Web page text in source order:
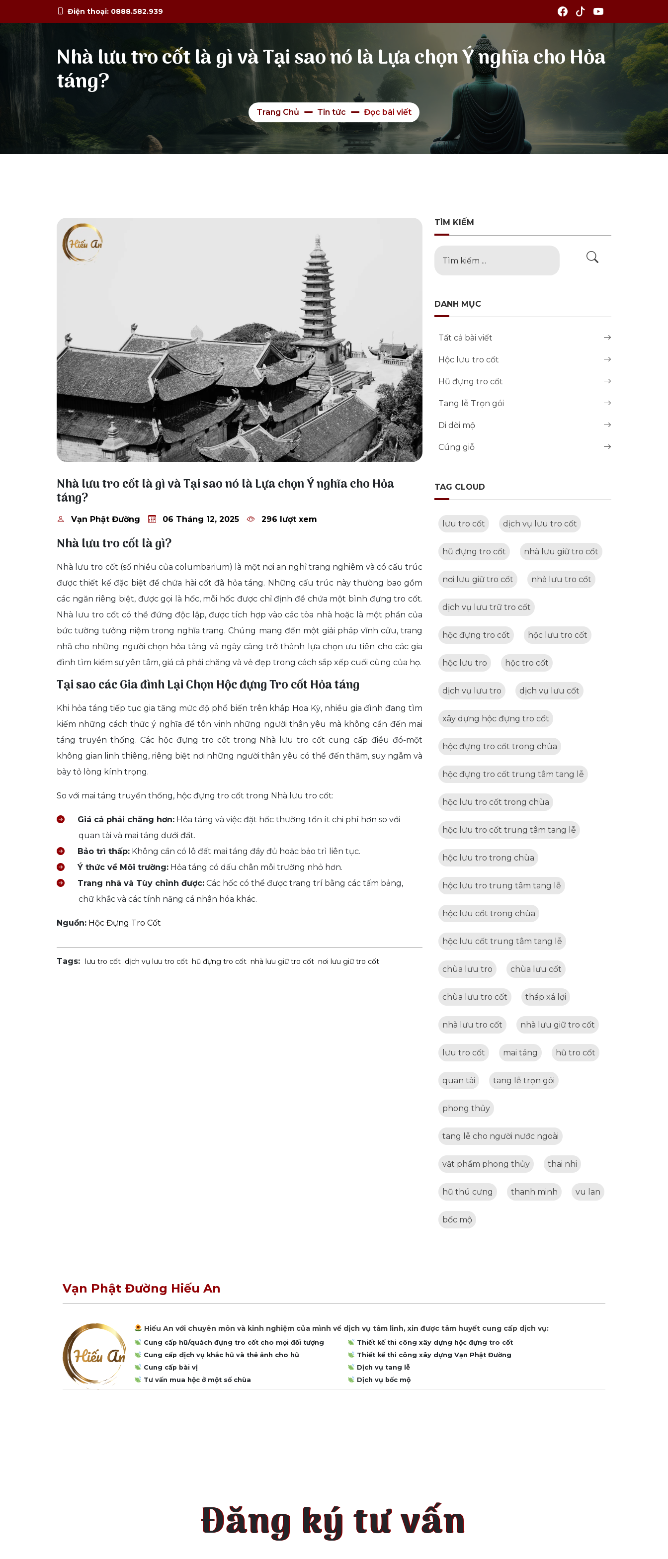
Điện thoại: 0888.582.939
Nhà lưu tro cốt là gì và Tại sao nó là Lựa chọn Ý nghĩa cho Hỏa
táng?
Trang Chủ Tin tức Đọc bài viết
Nhà lưu tro cốt là gì và Tại sao nó là Lựa chọn Ý nghĩa cho Hỏa
táng?
Vạn Phật Đường 06 Tháng 12, 2025 296 lượt xem
Nhà lưu tro cốt là gì?
Nhà lưu tro cốt (số nhiều của columbarium) là một nơi an nghỉ trang nghiêm và có cấu trúc
được thiết kế đặc biệt để chứa hài cốt đã hỏa táng. Những cấu trúc này thường bao gồm
các ngăn riêng biệt, được gọi là hốc, mỗi hốc được chỉ định để chứa một bình đựng tro cốt.
Nhà lưu tro cốt có thể đứng độc lập, được tích hợp vào các tòa nhà hoặc là một phần của
bức tường tưởng niệm trong nghĩa trang. Chúng mang đến một giải pháp vĩnh cửu, trang
nhã cho những người chọn hỏa táng và ngày càng trở thành lựa chọn ưu tiên cho các gia
đình tìm kiếm sự yên tâm, giá cả phải chăng và vẻ đẹp trong cách sắp xếp cuối cùng của họ.
Tại sao các Gia đình Lại Chọn Hộc đựng Tro cốt Hỏa táng
Khi hỏa táng tiếp tục gia tăng mức độ phổ biến trên khắp Hoa Kỳ, nhiều gia đình đang tìm
kiếm những cách thức ý nghĩa để tôn vinh những người thân yêu mà không cần đến mai
táng truyền thống. Các hộc đựng tro cốt trong Nhà lưu tro cốt cung cấp điều đó-một
không gian linh thiêng, riêng biệt nơi những người thân yêu có thể đến thăm, suy ngẫm và
bày tỏ lòng kính trọng.
So với mai táng truyền thống, hộc đựng tro cốt trong Nhà lưu tro cốt:
Giá cả phải chăng hơn: Hỏa táng và việc đặt hốc thường tốn ít chi phí hơn so với
quan tài và mai táng dưới đất.
Bảo trì thấp: Không cần có lô đất mai táng đầy đủ hoặc bảo trì liên tục.
Ý thức về Môi trường: Hỏa táng có dấu chân môi trường nhỏ hơn.
Trang nhã và Tùy chỉnh được: Các hốc có thể được trang trí bằng các tấm bảng,
chữ khắc và các tính năng cá nhân hóa khác.
Nguồn: Hộc Đựng Tro Cốt
Tags: lưu tro cốt dịch vụ lưu tro cốt hũ đựng tro cốt nhà lưu giữ tro cốt nơi lưu giữ tro cốt
TÌM KIẾM
DANH MỤC
Tất cả bài viết
Hộc lưu tro cốt
Hũ đựng tro cốt
Tang lễ Trọn gói
Di dời mộ
Cúng giỗ
TAG CLOUD
lưu tro cốt dịch vụ lưu tro cốt
hũ đựng tro cốt nhà lưu giữ tro cốt
nơi lưu giữ tro cốt nhà lưu tro cốt
dịch vụ lưu trữ tro cốt
hộc đựng tro cốt hộc lưu tro cốt
hộc lưu tro hộc tro cốt
dịch vụ lưu tro dịch vụ lưu cốt
xây dựng hộc đựng tro cốt
hộc đựng tro cốt trong chùa
hộc đựng tro cốt trung tâm tang lễ
hộc lưu tro cốt trong chùa
hộc lưu tro cốt trung tâm tang lễ
hộc lưu tro trong chùa
hộc lưu tro trung tâm tang lễ
hộc lưu cốt trong chùa
hộc lưu cốt trung tâm tang lễ
chùa lưu tro chùa lưu cốt
chùa lưu tro cốt tháp xá lợi
nhà lưu tro cốt nhà lưu giữ tro cốt
lưu tro cốt mai táng hũ tro cốt
quan tài tang lễ trọn gói
phong thủy
tang lễ cho người nước ngoài
vật phẩm phong thủy thai nhi
hũ thú cưng thanh minh vu lan
bốc mộ
Vạn Phật Đường Hiếu An
Hiếu An với chuyên môn và kinh nghiệm của mình về dịch vụ tâm linh, xin được tâm huyết cung cấp dịch vụ:
Cung cấp hũ/quách đựng tro cốt cho mọi đối tượng
Cung cấp dịch vụ khắc hũ và thẻ ảnh cho hũ
Cung cấp bài vị
Tư vấn mua hộc ở một số chùa
Thiết kế thi công xây dựng hộc đựng tro cốt
Thiết kế thi công xây dựng Vạn Phật Đường
Dịch vụ tang lễ
Dịch vụ bốc mộ
Đăng ký tư vấn